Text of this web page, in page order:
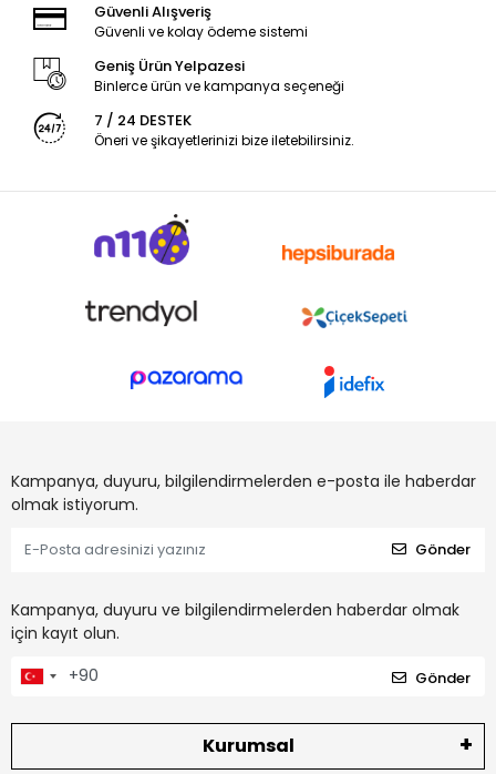
Güvenli Alışveriş
Güvenli ve kolay ödeme sistemi
Geniş Ürün Yelpazesi
Binlerce ürün ve kampanya seçeneği
7 / 24 DESTEK
Öneri ve şikayetlerinizi bize iletebilirsiniz.
Kampanya, duyuru, bilgilendirmelerden e-posta ile haberdar
olmak istiyorum.
Gönder
Kampanya, duyuru ve bilgilendirmelerden haberdar olmak
için kayıt olun.
Gönder
Kurumsal